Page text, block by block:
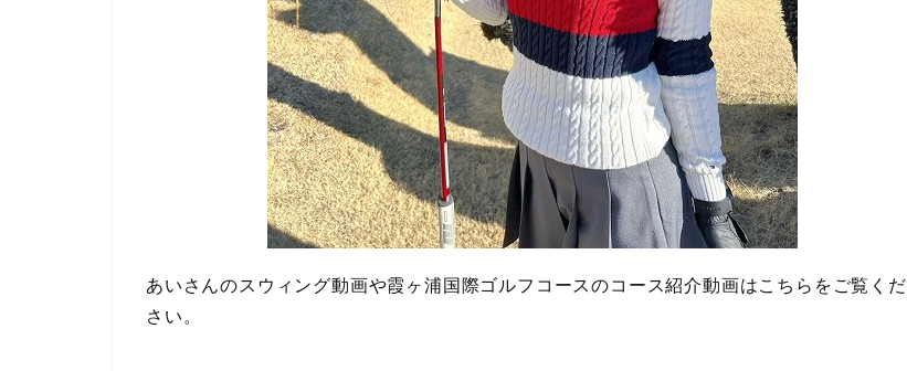
あいさんのスウィング動画や霞ヶ浦国際ゴルフコースのコース紹介動画はこちらをご覧くだ
さい。